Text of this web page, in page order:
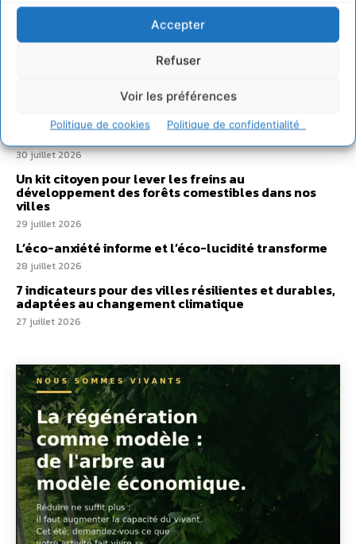
Accepter
Refuser
Voir les préférences
Politique de cookies Politique de confidentialité
Sur Cdurable
Comment le sol français a perdu sa mémoire
Développer notre attention aux espèces vivantes
non humaines avec les communs de Zoepolis
30 juillet 2026
Un kit citoyen pour lever les freins au
développement des forêts comestibles dans nos
villes
29 juillet 2026
L’éco-anxiété informe et l’éco-lucidité transforme
28 juillet 2026
7 indicateurs pour des villes résilientes et durables,
adaptées au changement climatique
27 juillet 2026